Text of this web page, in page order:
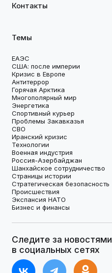
Контакты
Темы
ЕАЭС
США: после империи
Кризис в Европе
Антитеррор
Горячая Арктика
Многополярный мир
Энергетика
Спортивный курьер
Проблемы Закавказья
СВО
Иранский кризис
Технологии
Военная индустрия
Россия-Азербайджан
Шанхайское сотрудничество
Страницы истории
Стратегическая безопасность
Происшествия
Экспансия НАТО
Бизнес и финансы
Следите за новостями
в социальных сетях